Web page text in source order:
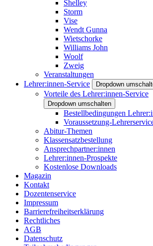
Shelley
Storm
Vise
Wendt Gunna
Wietschorke
Williams John
Woolf
Zweig
Veranstaltungen
Lehrer:innen-Service
Dropdown
Vorteile des Lehrer:innen-Service
Dropdown umschalten
Bestellbedingungen
Voraussetzung-
Abitur-Themen
Klassensatzbestellung
Ansprechpartner:innen
Lehrer:innen-Prospekte
Kostenlose Downloads
Magazin
Kontakt
Dozentenservice
Impressum
Barrierefreiheitserklärung
Rechtliches
AGB
Datenschutz